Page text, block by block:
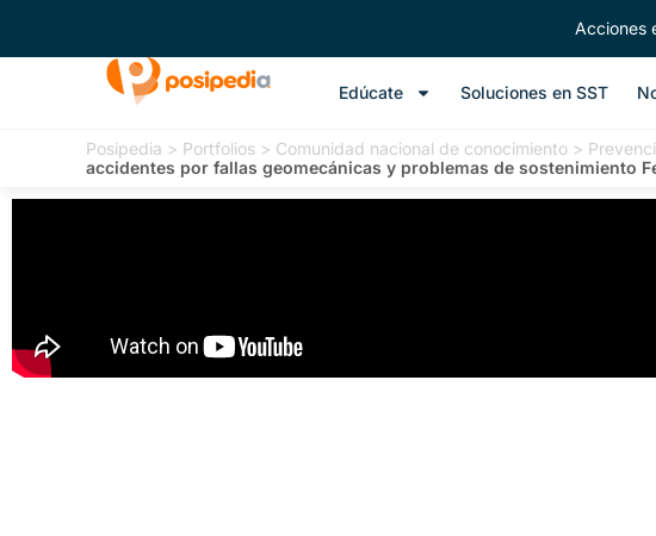
Acciones
Edúcate Soluciones en SST
Posipedia > Portfolios > Comunidad nacional de conocimiento >
accidentes por fallas geomecánicas y problemas de sostenimiento